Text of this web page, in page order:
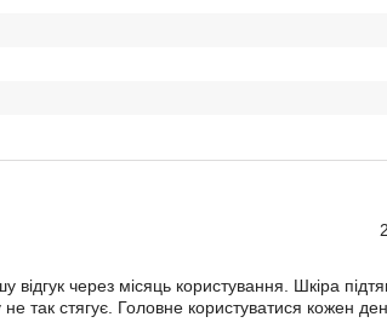
через місяць користування. Шкіра
так стягує. Головне користуватися кожен